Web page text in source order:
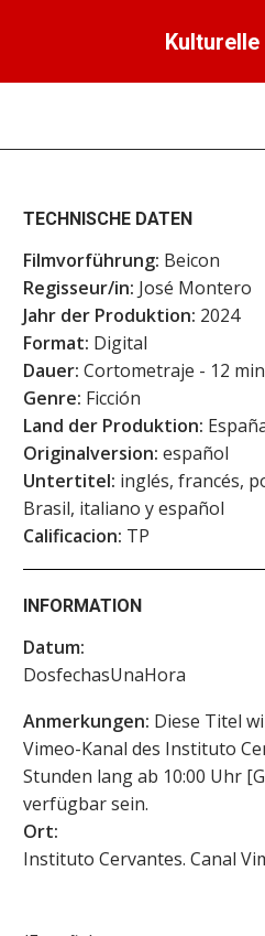
TECHNISCHE DATEN
Filmvorführung: Beicon
Regisseur/in: José Montero
Jahr der Produktion: 2024
Format: Digital
Dauer: Cortometraje - 12 min
Genre: Ficción
Land der Produktion:
Originalversion: español
Untertitel: inglés, francés,
Brasil, italiano y español
Calificacion: TP
INFORMATION
Datum:
DosfechasUnaHora
Anmerkungen: Diese Titel
Vimeo-Kanal des Instituto
Stunden lang ab 10:00 Uhr
verfügbar sein.
Ort:
Instituto Cervantes. Canal